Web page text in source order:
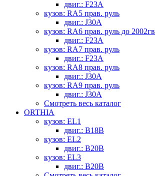
двиг.: F23A
кузов: RA5 прав. руль
двиг.: J30A
кузов: RA6 прав. руль до 2002гв
двиг.: F23A
кузов: RA7 прав. руль
двиг.: F23A
кузов: RA8 прав. руль
двиг.: J30A
кузов: RA9 прав. руль
двиг.: J30A
Смотреть весь каталог
ORTHIA
кузов: EL1
двиг.: B18B
кузов: EL2
двиг.: B20B
кузов: EL3
двиг.: B20B